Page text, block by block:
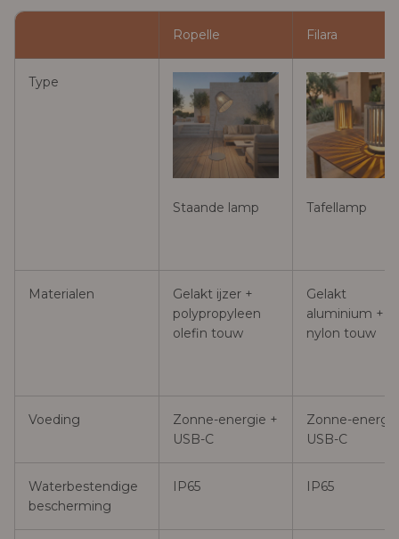
Ropelle Filara
Type
Staande lamp Tafellamp
Materialen
Gelakt ijzer +
polypropyleen
olefin touw
Gelakt
aluminium +
nylon touw
Voeding
Zonne-energie +
USB-C
Zonne-
USB-C
Waterbestendige
bescherming
IP65 IP65